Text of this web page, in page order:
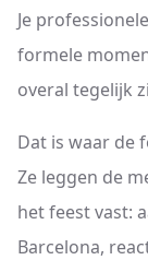
Je
formele
overal tegelijk
Dat is waar de
Ze leggen de
het feest vast:
Barcelona,